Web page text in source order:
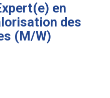
en
des
(M/W)